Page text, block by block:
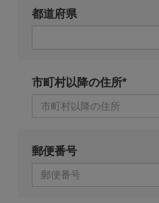
都道府県
市町村以降の住所*
郵便番号